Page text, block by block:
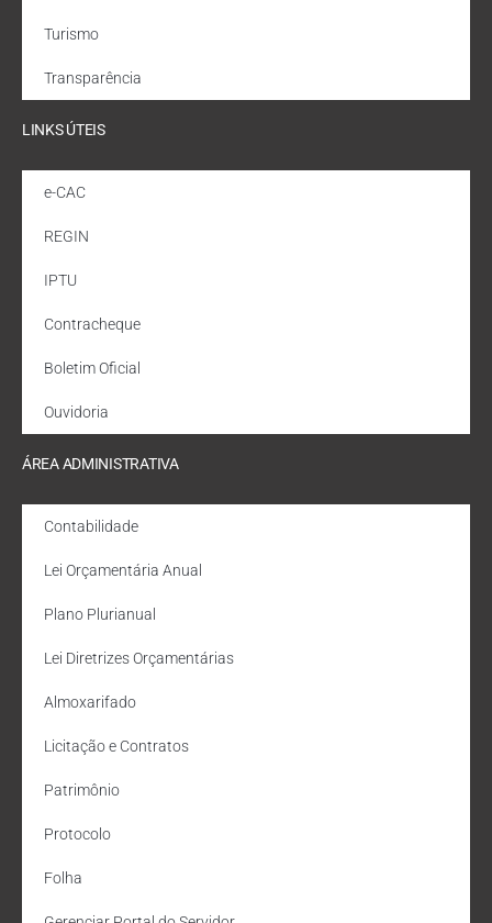
Turismo
Transparência
LINKS ÚTEIS
e-CAC
REGIN
IPTU
Contracheque
Boletim Oficial
Ouvidoria
ÁREA ADMINISTRATIVA
Contabilidade
Lei Orçamentária Anual
Plano Plurianual
Lei Diretrizes Orçamentárias
Almoxarifado
Licitação e Contratos
Patrimônio
Protocolo
Folha